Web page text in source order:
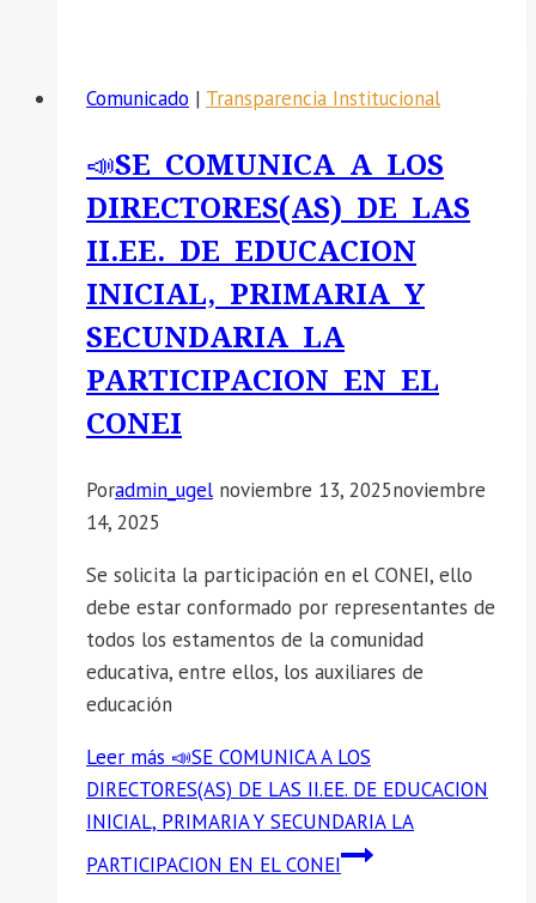
Comunicado | Transparencia Institucional
📣SE COMUNICA A LOS
DIRECTORES(AS) DE LAS
II.EE. DE EDUCACION
INICIAL, PRIMARIA Y
SECUNDARIA LA
PARTICIPACION EN EL
CONEI
Poradmin_ugel noviembre 13, 2025noviembre
14, 2025
Se solicita la participación en el CONEI, ello
debe estar conformado por representantes de
todos los estamentos de la comunidad
educativa, entre ellos, los auxiliares de
educación
Leer más 📣SE COMUNICA A LOS
DIRECTORES(AS) DE LAS II.EE. DE EDUCACION
INICIAL, PRIMARIA Y SECUNDARIA LA
PARTICIPACION EN EL CONEI